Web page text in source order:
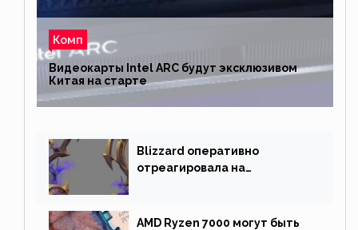
Комп
Видеокарты Intel ARC будут эксклюзивом
Китая на старте
Blizzard оперативно
отреагировала на
AMD Ryzen 7000 могут быть